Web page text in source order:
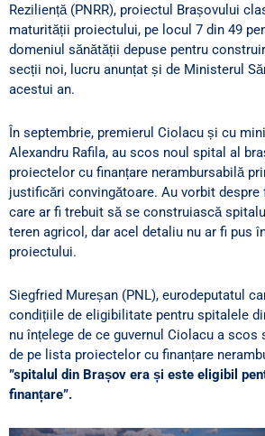
Reziliență (PNRR), proiectul Brașovului
maturității proiectului, pe locul 7 din 49
domeniul sănătății depuse pentru
secții noi, lucru anunțat și de Ministerul
acestui an.
În septembrie, premierul Ciolacu și cu
Alexandru Rafila, au scos noul spital al
proiectelor cu finanțare nerambursabilă
justificări convingătoare. Au vorbit despre
care ar fi trebuit să se construiască
teren agricol, dar acel detaliu nu ar fi pus
proiectului.
Siegfried Mureșan (PNL), eurodeputatul
condițiile de eligibilitate pentru spitalele
nu înțelege de ce guvernul Ciolacu a
de pe lista proiectelor cu finanțare
”spitalul din Brașov era și este eligibil
finanțare”.